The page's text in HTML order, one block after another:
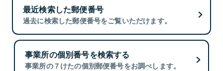
最近検索した郵便番号
過去に検索した郵便番号をご覧いただけます。
事業所の個別番号を検索する
事業所の７けたの個別郵便番号をお調べします。